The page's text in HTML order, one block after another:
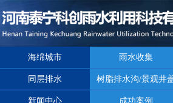
海绵城市 雨水收集
同层排水 树脂排水沟/景观井
新闻中心 成功案例